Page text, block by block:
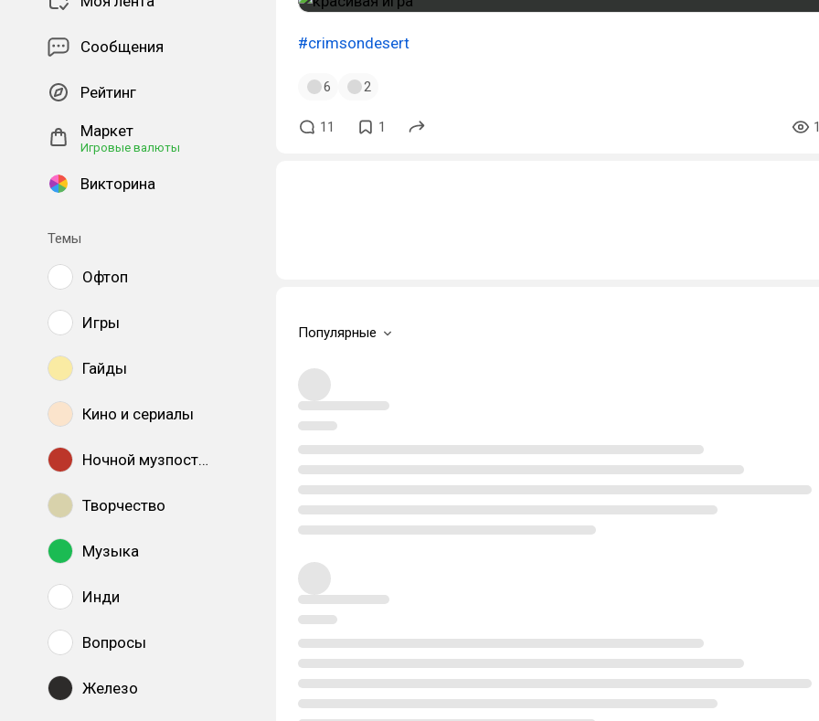
Сообщения
Рейтинг
Маркет
Игровые валюты
Викторина
Темы
Офтоп
Игры
Гайды
Кино и сериалы
Ночной музпостинг
Творчество
Музыка
Инди
Вопросы
Железо
#crimsondesert
6 2
11 1
Популярные